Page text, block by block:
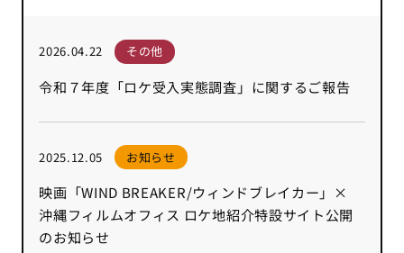
2026.04.22 その他
令和７年度「ロケ受入実態調査」に関するご報告
2025.12.05 お知らせ
映画「WIND BREAKER/ウィンドブレイカー」×
沖縄フィルムオフィス ロケ地紹介特設サイト公開
のお知らせ